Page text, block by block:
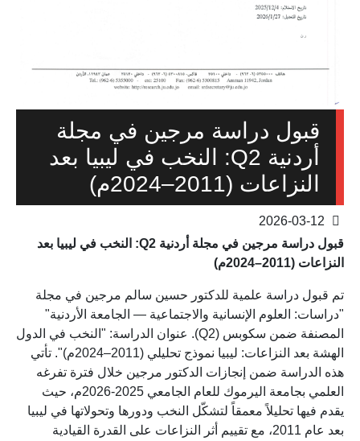
قبول دراسة مرجين في مجلة
أردنية Q2: النخب في ليبيا بعد
النزاعات (2011–2024م)
قبول دراسة مرجين في مجلة أردنية Q2: النخب في ليبيا بعد
النزاعات (2011–2024م)
تم قبول دراسة علمية للدكتور حسين سالم مرجين في مجلة
"دراسات: العلوم الإنسانية والاجتماعية — الجامعة الأردنية"
المصنفة ضمن سكوبس (Q2). عنوان الدراسة: "النخب في الدول
الهشة بعد النزاعات: ليبيا نموذج تحليلي (2011–2024م)". تأتي
هذه الدراسة ضمن إنجازات الدكتور مرجين خلال فترة تفرغه
العلمي بجامعة اليرموك للعام الجامعي 2025-2026م، حيث
يقدم فيها تحليلاً معمقاً لتشكّل النخب ودورها وتحولاتها في ليبيا
بعد عام 2011، مع تقييم أثر النزاعات على القدرة القيادية